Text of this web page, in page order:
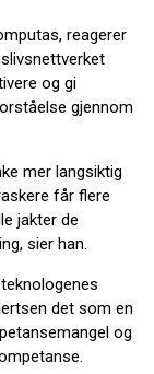
reagerer
og gi
gjennom
mer langsiktig
får flere
jakter de
sier han.
det som en
og